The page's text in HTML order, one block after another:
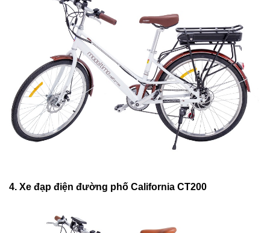
4. Xe đạp điện đường phố California CT200